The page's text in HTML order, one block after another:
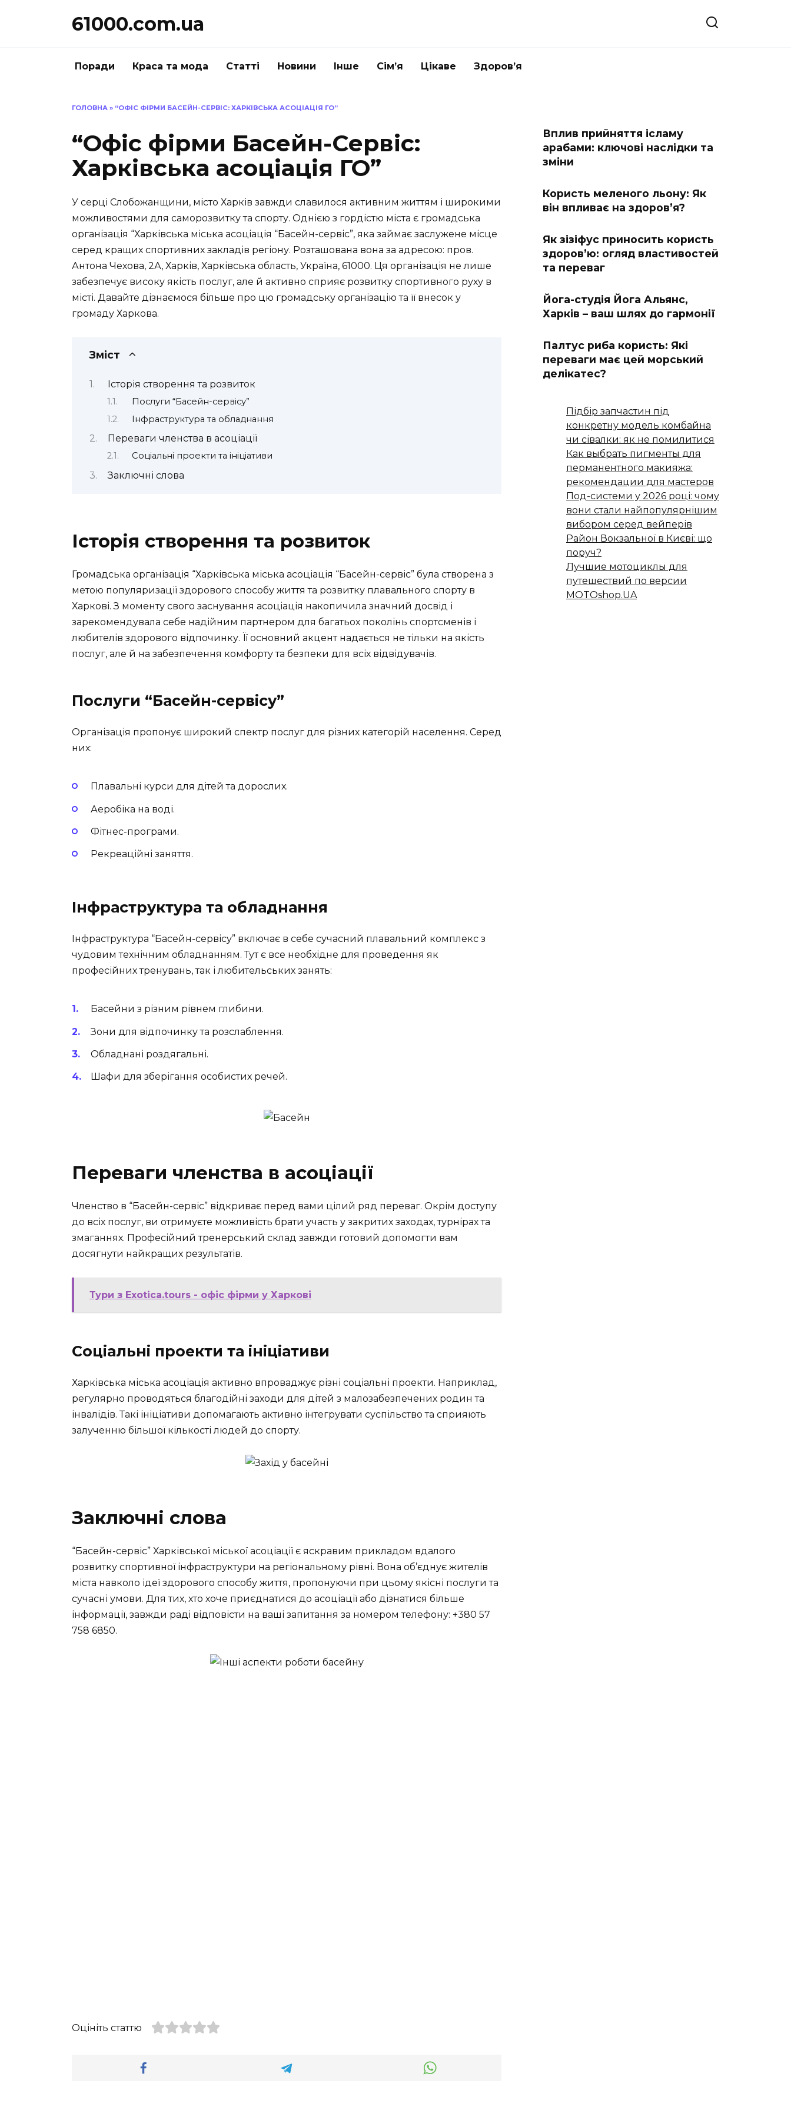
61000.com.ua
Поради Краса та мода Статті Новини Інше Сім’я Цікаве Здоров’я
ГОЛОВНА » “ОФІС ФІРМИ БАСЕЙН-СЕРВІС: ХАРКІВСЬКА АСОЦІАЦІЯ ГО”
“Офіс фірми Басейн-Сервіс:
Харківська асоціація ГО”
У серці Слобожанщини, місто Харків завжди славилося активним життям і широкими
можливостями для саморозвитку та спорту. Однією з гордістю міста є громадська
організація “Харківська міська асоціація “Басейн-сервіс”, яка займає заслужене місце
серед кращих спортивних закладів регіону. Розташована вона за адресою: пров.
Антона Чехова, 2А, Харків, Харківська область, Україна, 61000. Ця організація не лише
забезпечує високу якість послуг, але й активно сприяє розвитку спортивного руху в
місті. Давайте дізнаємося більше про цю громадську організацію та її внесок у
громаду Харкова.
Зміст
Історія створення та розвиток
Послуги “Басейн-сервісу”
Інфраструктура та обладнання
Переваги членства в асоціації
Соціальні проекти та ініціативи
Заключні слова
Історія створення та розвиток
Громадська організація “Харківська міська асоціація “Басейн-сервіс” була створена з
метою популяризації здорового способу життя та розвитку плавального спорту в
Харкові. З моменту свого заснування асоціація накопичила значний досвід і
зарекомендувала себе надійним партнером для багатьох поколінь спортсменів і
любителів здорового відпочинку. Її основний акцент надається не тільки на якість
послуг, але й на забезпечення комфорту та безпеки для всіх відвідувачів.
Послуги “Басейн-сервісу”
Організація пропонує широкий спектр послуг для різних категорій населення. Серед
них:
Плавальні курси для дітей та дорослих.
Аеробіка на воді.
Фітнес-програми.
Рекреаційні заняття.
Інфраструктура та обладнання
Інфраструктура “Басейн-сервісу” включає в себе сучасний плавальний комплекс з
чудовим технічним обладнанням. Тут є все необхідне для проведення як
професійних тренувань, так і любительських занять:
Басейни з різним рівнем глибини.
Зони для відпочинку та розслаблення.
Обладнані роздягальні.
Шафи для зберігання особистих речей.
Переваги членства в асоціації
Членство в “Басейн-сервіс” відкриває перед вами цілий ряд переваг. Окрім доступу
до всіх послуг, ви отримуєте можливість брати участь у закритих заходах, турнірах та
змаганнях. Професійний тренерський склад завжди готовий допомогти вам
досягнути найкращих результатів.
Тури з Exotica.tours - офіс фірми у Харкові
Соціальні проекти та ініціативи
Харківська міська асоціація активно впроваджує різні соціальні проекти. Наприклад,
регулярно проводяться благодійні заходи для дітей з малозабезпечених родин та
інвалідів. Такі ініціативи допомагають активно інтегрувати суспільство та сприяють
залученню більшої кількості людей до спорту.
Заключні слова
“Басейн-сервіс” Харківської міської асоціації є яскравим прикладом вдалого
розвитку спортивної інфраструктури на регіональному рівні. Вона об’єднує жителів
міста навколо ідеї здорового способу життя, пропонуючи при цьому якісні послуги та
сучасні умови. Для тих, хто хоче приєднатися до асоціації або дізнатися більше
інформації, завжди раді відповісти на ваші запитання за номером телефону: +380 57
758 6850.
Оцініть статтю
Вплив прийняття ісламу
арабами: ключові наслідки та
зміни
Користь меленого льону: Як
він впливає на здоров’я?
Як зізіфус приносить користь
здоров’ю: огляд властивостей
та переваг
Йога-студія Йога Альянс,
Харків – ваш шлях до гармонії
Палтус риба користь: Які
переваги має цей морський
делікатес?
Підбір запчастин під
конкретну модель комбайна
чи сівалки: як не помилитися
Как выбрать пигменты для
перманентного макияжа:
рекомендации для мастеров
Под-системи у 2026 році: чому
вони стали найпопулярнішим
вибором серед вейперів
Район Вокзальної в Києві: що
поруч?
Лучшие мотоциклы для
путешествий по версии
MOTOshop.UA